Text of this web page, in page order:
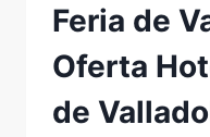
Feria de
Oferta
de